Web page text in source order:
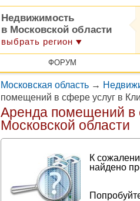
Недвижимость
в Московской области
выбрать регион
ФОРУМ
Московская область →
помещений в сфере услуг в
Аренда помещений в
Московской области
К
найдено